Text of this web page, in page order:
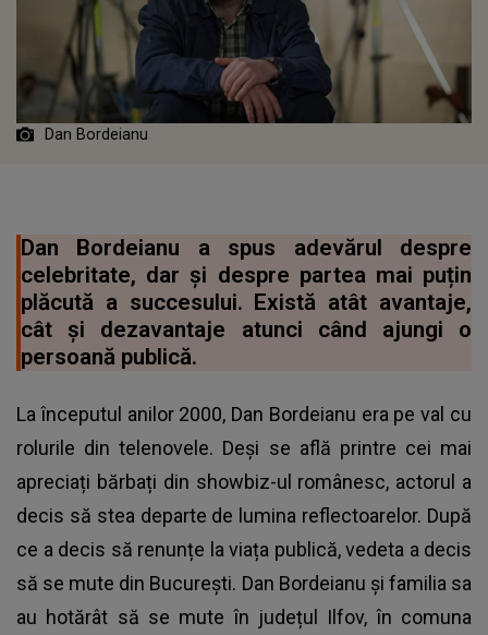
Dan Bordeianu
Dan Bordeianu a spus adevărul despre
celebritate, dar și despre partea mai puțin
plăcută a succesului. Există atât avantaje,
cât și dezavantaje atunci când ajungi o
persoană publică.
La începutul anilor 2000, Dan Bordeianu era pe val cu
rolurile din telenovele. Deși se află printre cei mai
apreciați bărbați din showbiz-ul românesc, actorul a
decis să stea departe de lumina reflectoarelor. După
ce a decis să renunțe la viața publică, vedeta a decis
să se mute din București. Dan Bordeianu și familia sa
au hotărât să se mute în județul Ilfov, în comuna